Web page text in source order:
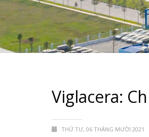
Viglacera:
THỨ TƯ, 06 THÁNG MƯỜI 2021